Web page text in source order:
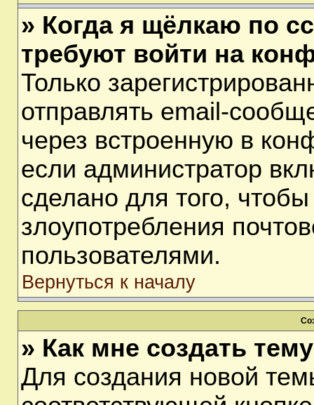
» Когда я щёлкаю по
требуют войти на
Только
отправлять email-
через встроенную в
если администратор
сделано для того,
злоупотребления
пользователями.
Вернуться к началу
» Как мне создать
Для создания новой